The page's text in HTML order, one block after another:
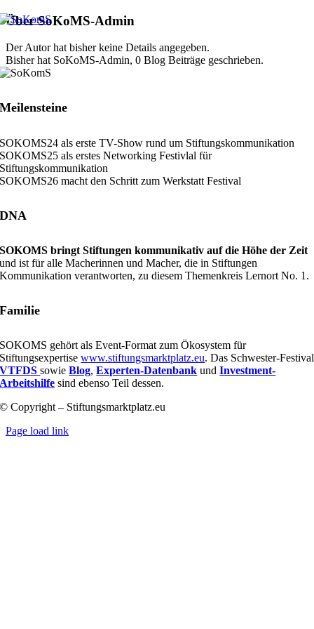
Zum
springen
ÜberSoKoMS-Admin
Der Autor hat bisher keine Details angegeben.
Bisher hat SoKoMS-Admin, 0 Blog Beiträge geschrieben.
Meilensteine
SOKOMS24 als erste TV-Show rund um Stiftungskommunikation
SOKOMS25 als erstes Networking Festivlal für
Stiftungskommunikation
SOKOMS26 macht den Schritt zum Werkstatt Festival
DNA
SOKOMS bringt Stiftungen kommunikativ auf die Höhe der Zeit
und ist für alle Macherinnen und Macher, die in Stiftungen
Kommunikation verantworten, zu diesem Themenkreis Lernort No. 1.
Familie
SOKOMS gehört als Event-Format zum Ökosystem für
Stiftungsexpertisewww.stiftungsmarktplatz.eu. Das Schwester-Festival
VTFDSsowieBlog,Experten-Datenbank undInvestment-
Arbeitshilfe sind ebenso Teil dessen.
© Copyright – Stiftungsmarktplatz.eu
Page load link